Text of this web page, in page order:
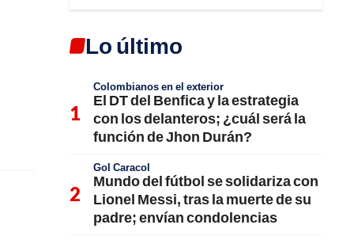
Lo último
Colombianos en el exterior
El DT del Benfica y la estrategia
con los delanteros; ¿cuál será la
función de Jhon Durán?
Gol Caracol
Mundo del fútbol se solidariza con
Lionel Messi, tras la muerte de su
padre; envían condolencias